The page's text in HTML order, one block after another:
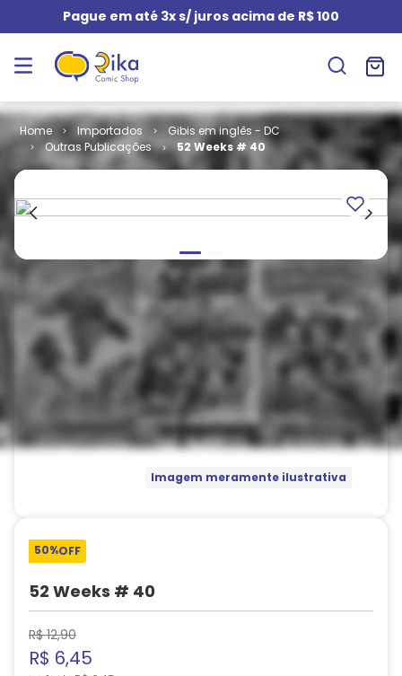
Pague em até 3x s/ juros acima de R$ 100
Importados
Gibis em inglês - DC
Outras Publicações
52 Weeks # 40
Imagem meramente ilustrativa
50%OFF
52 Weeks # 40
R$ 12,90
R$ 6,45